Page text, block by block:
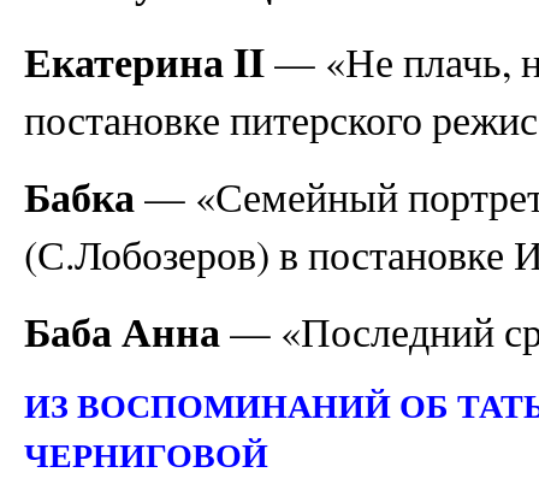
Екатерина II— «Не плачь,
постановке питерского
Бабка— «Семейный
(С.Лобозеров) в постановке
Баба Анна— «Последний
ИЗ ВОСПОМИНАНИЙ ОБ
ЧЕРНИГОВОЙ